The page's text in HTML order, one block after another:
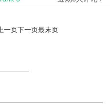
上一页下一页最末页